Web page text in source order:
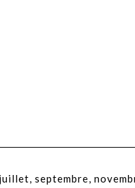
septembre,